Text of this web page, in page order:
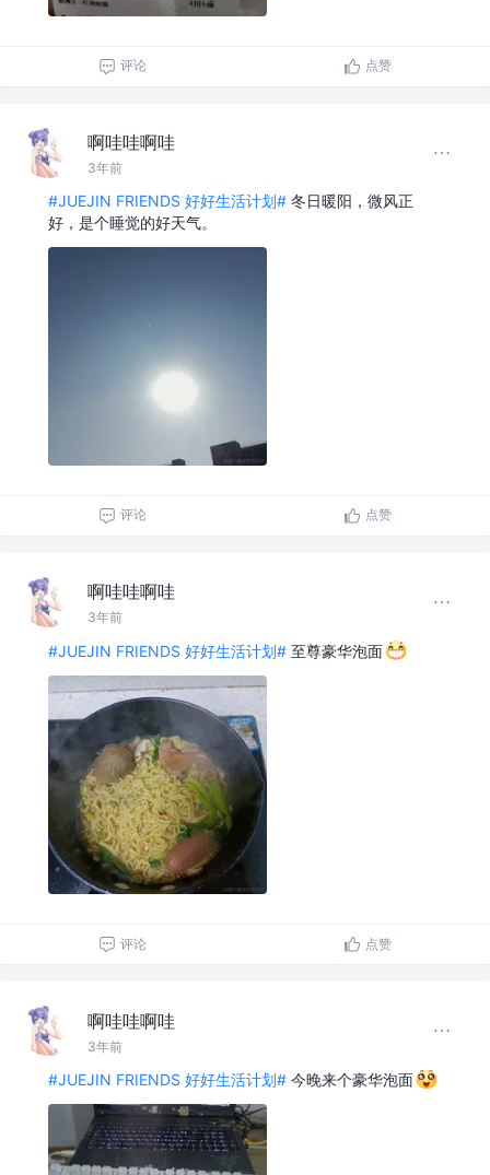
评论 点赞
啊哇哇啊哇
3年前
#JUEJIN FRIENDS 好好生活计划# 冬日暖阳，微风正
好，是个睡觉的好天气。
评论 点赞
啊哇哇啊哇
3年前
#JUEJIN FRIENDS 好好生活计划# 至尊豪华泡面
评论 点赞
啊哇哇啊哇
3年前
#JUEJIN FRIENDS 好好生活计划# 今晚来个豪华泡面